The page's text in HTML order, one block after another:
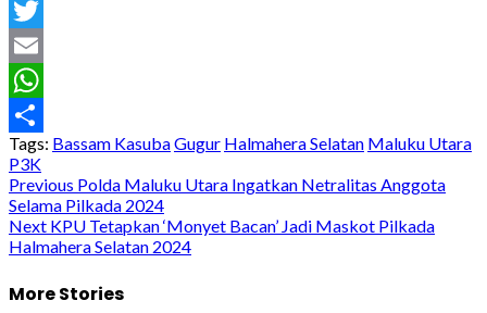
Facebook
Twitter
Email
WhatsApp
Share
Tags: Bassam KasubaGugur Halmahera Selatan Maluku Utara
P3K
Post
navigation
Previous Polda Maluku Utara Ingatkan Netralitas Anggota
Selama Pilkada 2024
Next KPU Tetapkan ‘Monyet Bacan’ Jadi Maskot Pilkada
Halmahera Selatan 2024
More Stories